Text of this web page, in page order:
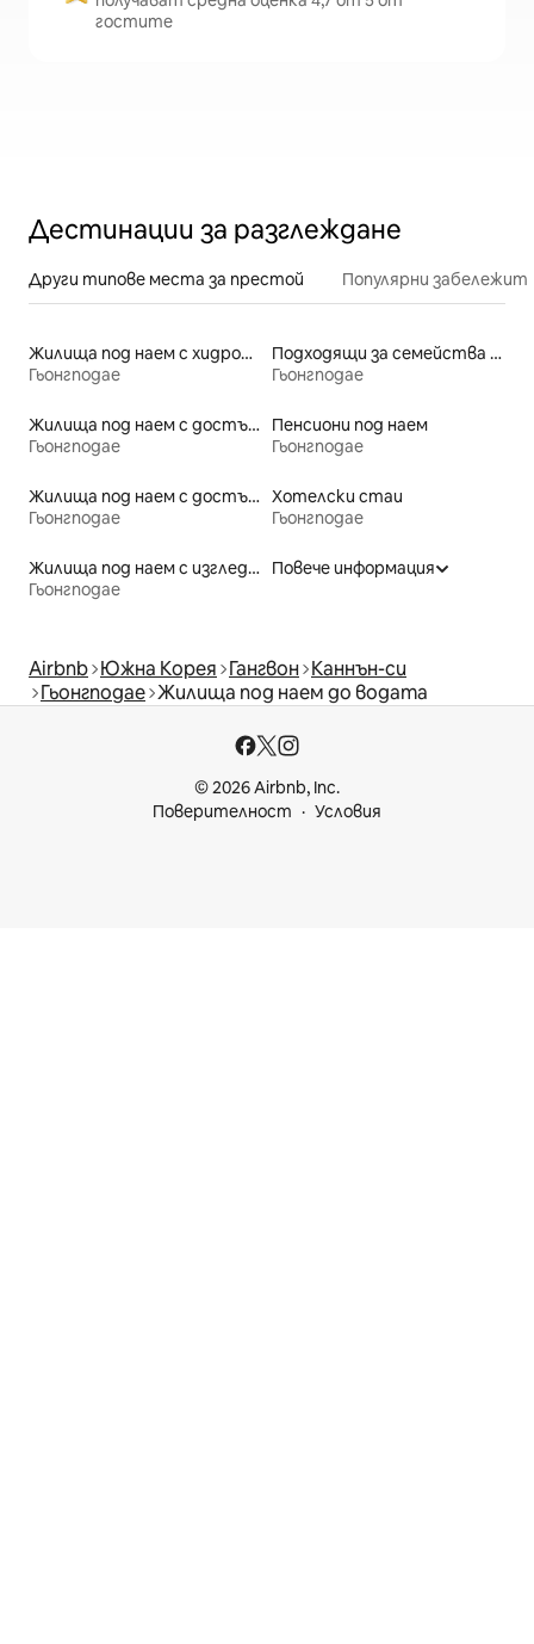
гостите
Дестинации за разглеждане
Други типове места за престой Популярни
Жилища под наем с хидромасажна вана
Гьонгподае
Подходящи за семейства места под наем
Гьонгподае
Жилища под наем с достъп до плажа
Гьонгподае
Пенсиони под наем
Гьонгподае
Жилища под наем с достъп до езеро
Гьонгподае
Хотелски стаи
Гьонгподае
Жилища под наем с изглед към плажа
Гьонгподае
Повече информация
Airbnb Южна Корея Гангвон Каннън-си
Гьонгподае Жилища под наем до водата
© 2026 Airbnb, Inc.
Поверителност
Условия